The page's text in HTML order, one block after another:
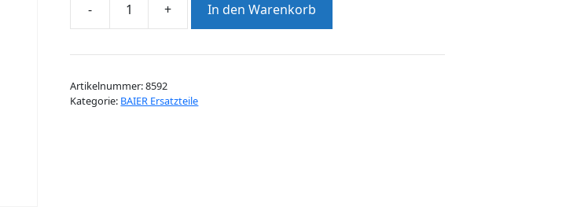
-
TASTER
RAL
SCHWARZ
Menge
+ In den Warenkorb
Artikelnummer:8592
Kategorie: BAIER Ersatzteile